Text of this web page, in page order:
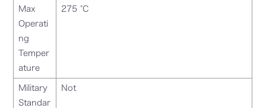
Max
Operati
ng
Temper
ature
275 °C
Military
Standar
Not